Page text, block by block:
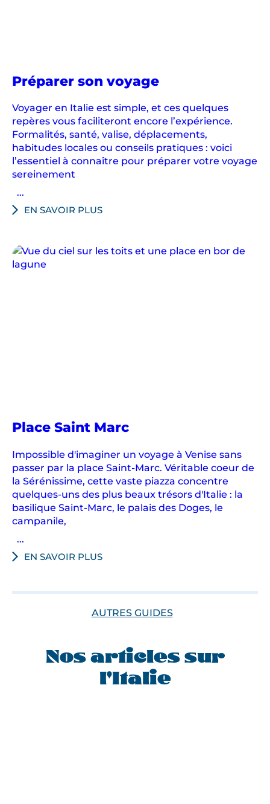
Préparer son voyageen
Voyager en Italie est simple, et ces quelques
repères vous faciliteront encore l’expérience.
Formalités, santé, valise, déplacements,
habitudes locales ou conseils pratiques : voici
l’essentiel à connaître pour préparer votre voyage
sereinement
...
EN SAVOIR PLUS
Place Saint Marc
Impossible d'imaginer un voyage à Venise sans
passer par la place Saint-Marc. Véritable coeur de
la Sérénissime, cette vaste piazza concentre
quelques-uns des plus beaux trésors d'Italie : la
basilique Saint-Marc, le palais des Doges, le
campanile,
...
EN SAVOIR PLUS
AUTRES GUIDES
Nos articles sur
l'Italie